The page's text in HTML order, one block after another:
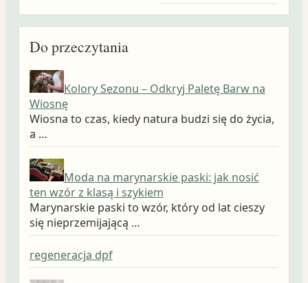
Do przeczytania
Kolory Sezonu – Odkryj Paletę Barw na
Wiosnę
Wiosna to czas, kiedy natura budzi się do życia,
a …
Moda na marynarskie paski: jak nosić
ten wzór z klasą i szykiem
Marynarskie paski to wzór, który od lat cieszy
się nieprzemijającą …
regeneracja dpf